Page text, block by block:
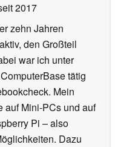
2017
zehn Jahren
den Großteil
war ich unter
tätig
Mein
auf Mini-PCs und auf
Pi – also
Dazu